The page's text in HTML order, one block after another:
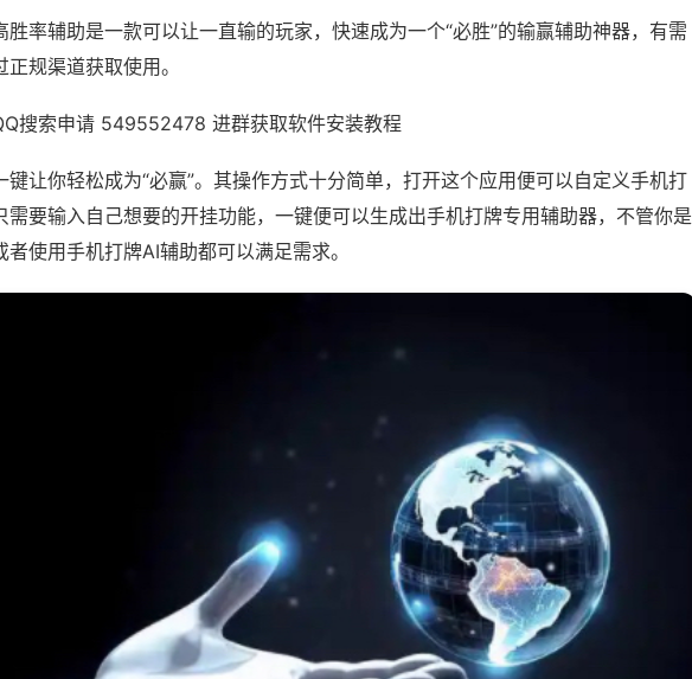
胜率辅助是一款可以让一直输的玩家，快速成为一个“必胜”的输赢辅助神器，有需
规渠道获取使用。
搜索申请 549552478 进群获取软件安装教程
键让你轻松成为“必赢”。其操作方式十分简单，打开这个应用便可以自定义手机打
需要输入自己想要的开挂功能，一键便可以生成出手机打牌专用辅助器，不管你是
使用手机打牌AI辅助都可以满足需求。